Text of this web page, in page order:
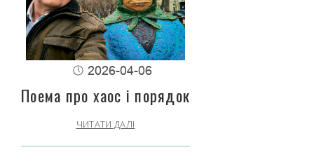
2026-04-06
Поема про хаос і порядок
ЧИТАТИ ДАЛІ